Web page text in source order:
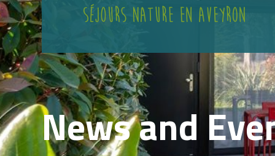
News and